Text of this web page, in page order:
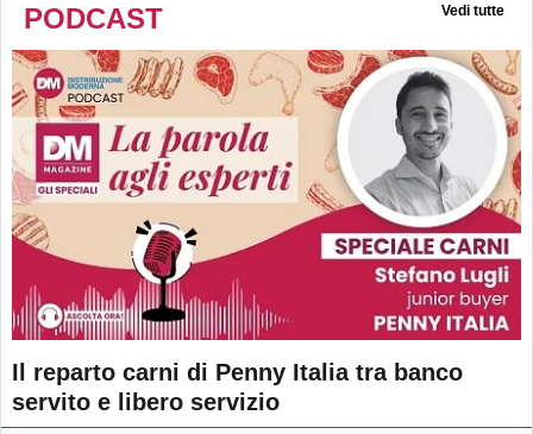
PODCAST Vedi tutte
Il reparto carni di Penny Italia tra banco
servito e libero servizio